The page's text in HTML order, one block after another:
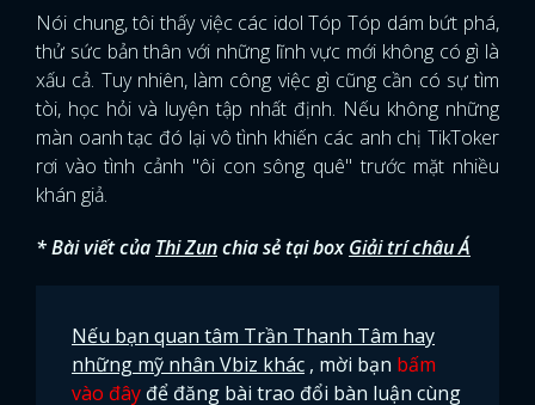
Nói chung, tôi thấy việc các idol Tóp Tóp dám bứt phá,
thử sức bản thân với những lĩnh vực mới không có gì là
xấu cả. Tuy nhiên, làm công việc gì cũng cần có sự tìm
tòi, học hỏi và luyện tập nhất định. Nếu không những
màn oanh tạc đó lại vô tình khiến các anh chị TikToker
rơi vào tình cảnh "ôi con sông quê" trước mặt nhiều
khán giả.
* Bài viết của Thi Zunchia sẻ tại boxGiải trí châu Á
Nếu bạn quan tâm Trần Thanh Tâm hay
những mỹ nhân Vbiz khác , mời bạn bấm
vào đây để đăng bài trao đổi bàn luận cùng